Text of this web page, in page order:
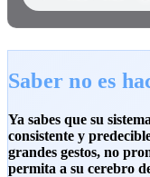
Saber no es
Ya sabes que su
consistente y
grandes gestos, no
permita a su cerebro